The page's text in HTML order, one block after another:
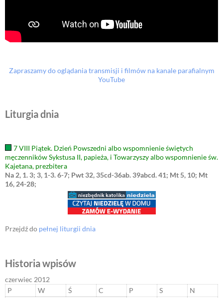
Zapraszamy do oglądania transmisji i filmów na kanale parafialnym
YouTube
Liturgia dnia
7 VIII Piątek. Dzień Powszedni albo wspomnienie świętych
męczenników Sykstusa II, papieża, i Towarzyszy albo wspomnienie św.
Kajetana, prezbitera
Na 2, 1. 3; 3, 1-3. 6-7; Pwt 32, 35cd-36ab. 39abcd. 41; Mt 5, 10; Mt
16, 24-28;
Przejdź do pełnej liturgii dnia
Historia wpisów
czerwiec 2012
P
W Ś C P S
N